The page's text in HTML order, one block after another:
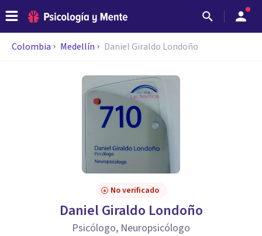
Colombia Medellín Daniel Giraldo Londoño
No verificado
Daniel Giraldo Londoño
Psicólogo, Neuropsicólogo